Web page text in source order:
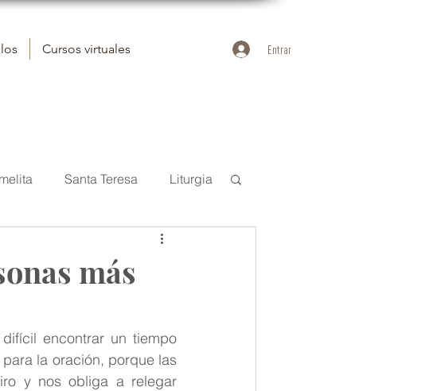
Cursos virtuales Entrar
Santa Teresa Liturgia
carmelitana
más
encontrar un tiempo
la oración, porque las
y nos obliga a relegar